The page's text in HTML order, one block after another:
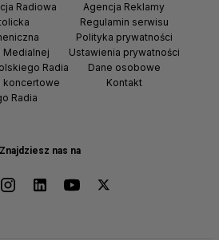
Znajdziesz nas na
Radiowa
Medialnej
Radia
koncertowe
Radia
Agencja Reklamy
Regulamin serwisu
Polityka prywatności
Ustawienia prywatności
Dane osobowe
Kontakt